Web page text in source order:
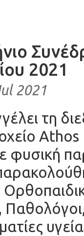
2021
2021
τη
φυσική